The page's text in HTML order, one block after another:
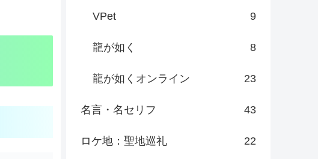
VPet 9
龍が如く 8
龍が如くオンライン 23
名言・名セリフ 43
ロケ地：聖地巡礼 22